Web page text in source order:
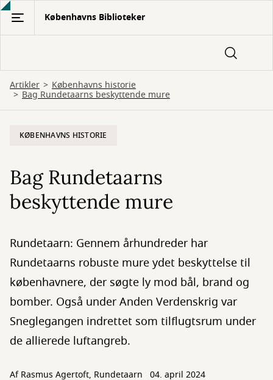
Gå
hovedindhold
Københavns Biblioteker
Artikler Københavns historie
Bag Rundetaarns beskyttende mure
KØBENHAVNS HISTORIE
Bag Rundetaarns
beskyttende mure
Rundetaarn: Gennem århundreder har
Rundetaarns robuste mure ydet beskyttelse til
københavnere, der søgte ly mod bål, brand og
bomber. Også under Anden Verdenskrig var
Sneglegangen indrettet som tilflugtsrum under
de allierede luftangreb.
Af Rasmus Agertoft, Rundetaarn 04. april 2024